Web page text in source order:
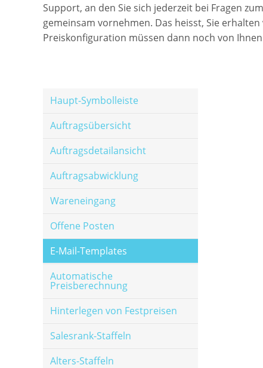
Support, an den Sie sich jederzeit bei Fragen
gemeinsam vornehmen. Das heisst, Sie
Preiskonfiguration müssen dann noch von
Haupt-Symbolleiste
Auftragsübersicht
Auftragsdetailansicht
Auftragsabwicklung
Wareneingang
Offene Posten
E-Mail-Templates
Automatische
Preisberechnung
Hinterlegen von Festpreisen
Salesrank-Staffeln
Alters-Staffeln